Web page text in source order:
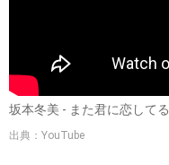
坂本冬美 - また君に恋してる
出典：YouTube